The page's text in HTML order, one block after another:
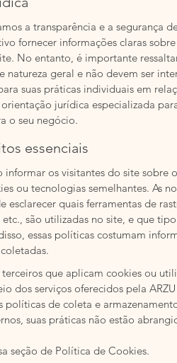
a transparência e a segurança
fornecer informações claras
No entanto, é importante
natureza geral e não devem ser
suas práticas individuais em
jurídica especializada
o seu negócio.
essenciais
os visitantes do site sobre
ou tecnologias semelhantes. As
esclarecer quais ferramentas de
são utilizadas no site, e que
essas políticas costumam
que aplicam cookies ou
dos serviços oferecidos pela
políticas de coleta e
suas práticas não estão
seção de Política de Cookies.